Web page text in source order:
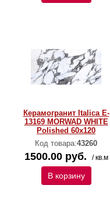
Керамогранит Italica E-
13169 MORWAD WHITE
Polished 60х120
Код товара:43260
1500.00 руб. / кв.м
В корзину